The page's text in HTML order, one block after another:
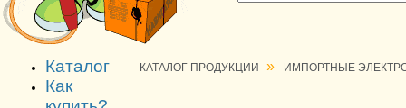
Каталог
Как
КАТАЛОГ ПРОДУКЦИИ » ИМПОРТНЫЕ